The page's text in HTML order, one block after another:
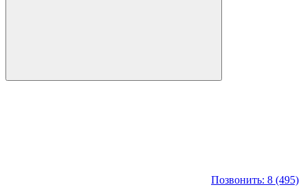
Позвонить: 8 (495)